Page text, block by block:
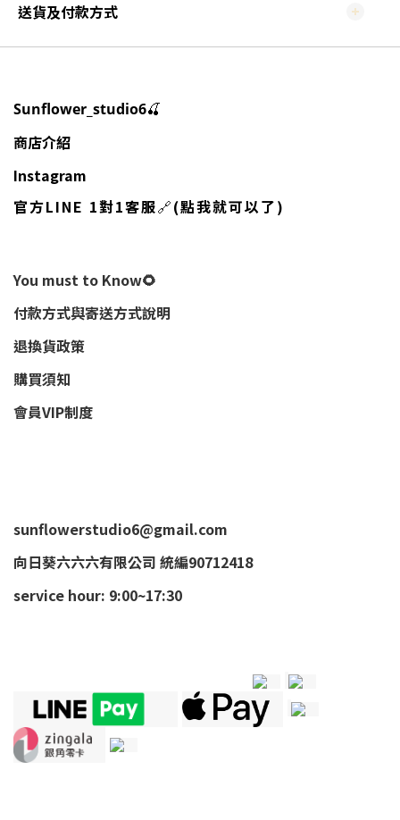
送貨及付款方式
Sunflower_studio6🍒
商店介紹
Instagram
官方LINE 1對1客服🔗(點我就可以了)
You must to Know🌻
付款方式與寄送方式說明
退換貨政策
購買須知
會員VIP制度
sunflowerstudio6@gmail.com
向日葵六六六有限公司 統編90712418
service hour: 9:00~17:30